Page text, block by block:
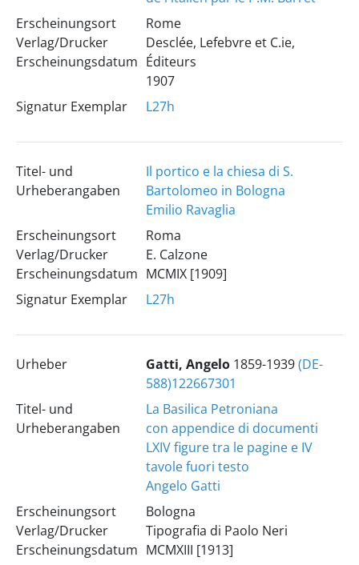
Erscheinungsort
Verlag/Drucker
Erscheinungsdatum
Rome
Desclée, Lefebvre et C.ie,
Éditeurs
1907
Signatur Exemplar
L27h
Titel- und
Urheberangaben
Il portico e la chiesa di S.
Bartolomeo in Bologna
Emilio Ravaglia
Erscheinungsort
Verlag/Drucker
Erscheinungsdatum
Roma
E. Calzone
MCMIX [1909]
Signatur Exemplar
L27h
Urheber Gatti, Angelo1859-1939(DE-
588)122667301
Titel- und
Urheberangaben
La Basilica Petroniana
con appendice di documenti
LXIV figure tra le pagine e IV
tavole fuori testo
Angelo Gatti
Erscheinungsort
Verlag/Drucker
Erscheinungsdatum
Bologna
Tipografia di Paolo Neri
MCMXIII [1913]